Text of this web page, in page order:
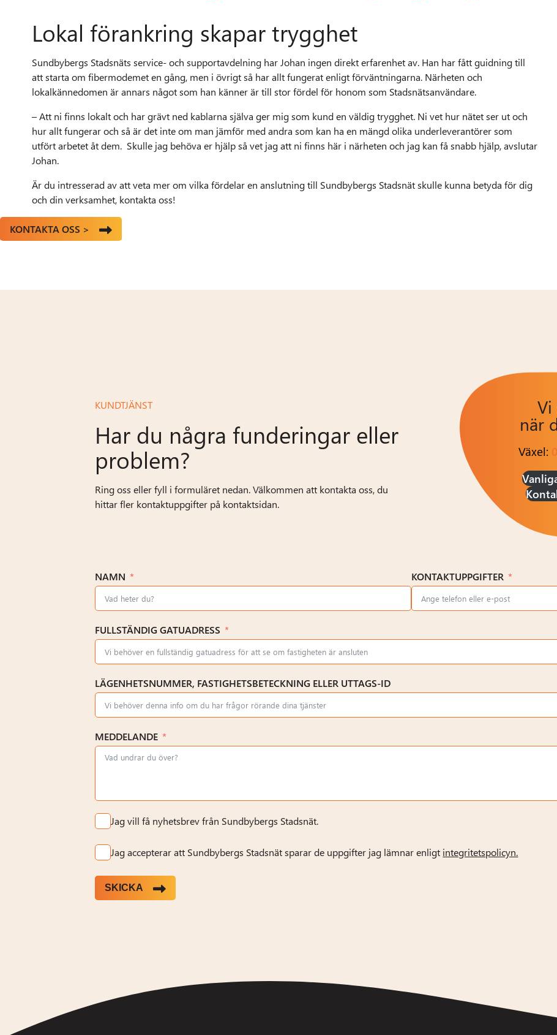
Lokal förankring skapar trygghet
Sundbybergs Stadsnäts service- och supportavdelning har Johan ingen direkt erfarenhet av. Han har fått guidning till
att starta om fibermodemet en gång, men i övrigt så har allt fungerat enligt förväntningarna. Närheten och
lokalkännedomen är annars något som han känner är till stor fördel för honom som Stadsnätsanvändare.
– Att ni finns lokalt och har grävt ned kablarna själva ger mig som kund en väldig trygghet. Ni vet hur nätet ser ut och
hur allt fungerar och så är det inte om man jämför med andra som kan ha en mängd olika underleverantörer som
utfört arbetet åt dem. Skulle jag behöva er hjälp så vet jag att ni finns här i närheten och jag kan få snabb hjälp, avslutar
Johan.
Är du intresserad av att veta mer om vilka fördelar en anslutning till Sundbybergs Stadsnät skulle kunna betyda för dig
och din verksamhet, kontakta oss!
KONTAKTA OSS >
KUNDTJÄNST
Har du några funderingar eller
problem?
Ring oss eller fyll i formuläret nedan. Välkommen att kontakta oss, du
hittar fler kontaktuppgifter på kontaktsidan.
Vi
när
Växel:
NAMN KONTAKTUPPGIFTER
FULLSTÄNDIG GATUADRESS
LÄGENHETSNUMMER, FASTIGHETSBETECKNING ELLER UTTAGS-ID
MEDDELANDE
Jag vill få nyhetsbrev från Sundbybergs Stadsnät.
Jag accepterar att Sundbybergs Stadsnät sparar de uppgifter jag lämnar enligt integritetspolicyn.
SKICKA